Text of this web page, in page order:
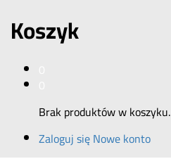
Koszyk
Brak produktów w koszyku.
Zaloguj sięNowe konto